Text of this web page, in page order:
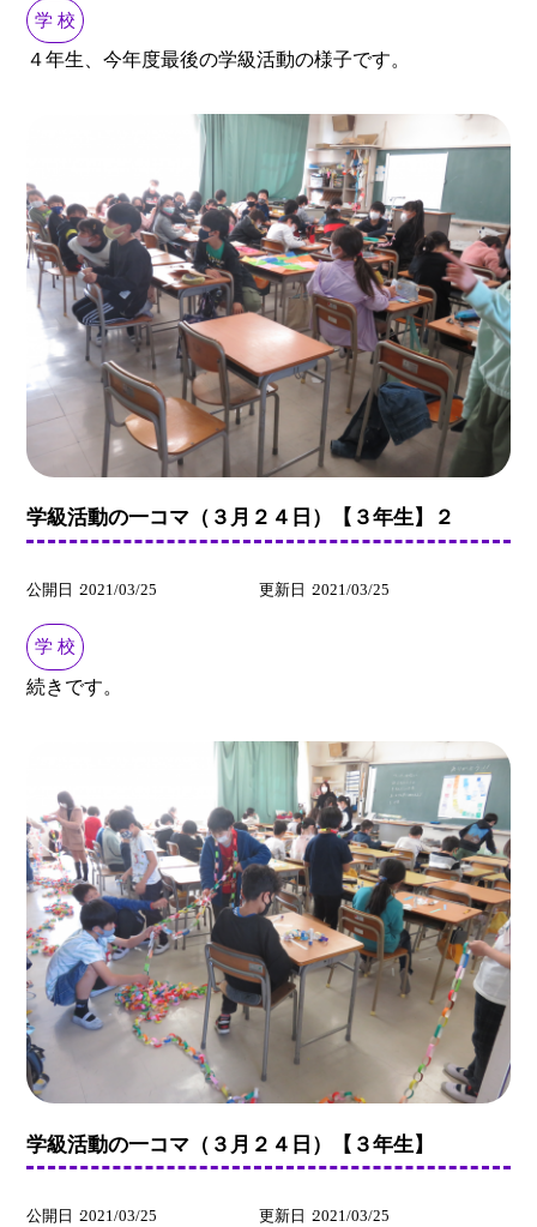
学 校
４年生、今年度最後の学級活動の様子です。
学級活動の一コマ（３月２４日）【３年生】２
公開日 2021/03/25 更新日 2021/03/25
学 校
続きです。
学級活動の一コマ（３月２４日）【３年生】
公開日 2021/03/25 更新日 2021/03/25